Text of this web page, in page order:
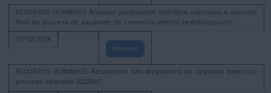
RECURSOS HUMANOS Anuncio puntuación definitiva concurso e anuncio
final do proceso de axudante de comercio interior (estabilización)
19/02/2024
Amosar
RECURSOS HUMANOS- Resolución das alegacións ao segundo exercicio
proceso selectivo 2022007